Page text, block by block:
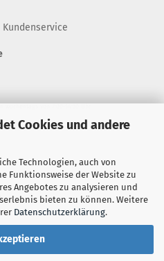
Cookies und andere
Technologien, auch von
Funktionsweise der Website zu
Angebotes zu analysieren und
bieten zu können. Weitere
Datenschutzerklärung.
Kundenservice